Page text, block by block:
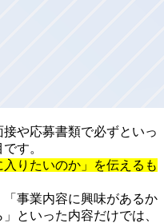
や応募書類で必ずといっ
す。
りたいのか」を伝えるも
事業内容に興味があるか
といった内容だけでは、